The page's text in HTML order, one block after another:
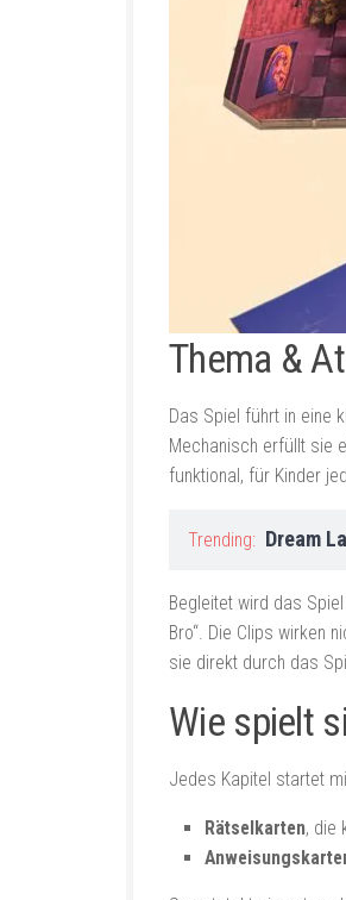
Thema &
Das Spiel führt in eine
Mechanisch erfüllt sie
funktional, für Kinder
Trending: Dream
Begleitet wird das
Bro“. Die Clips wirken
sie direkt durch das
Wie spielt
Jedes Kapitel startet
Rätselkarten, die